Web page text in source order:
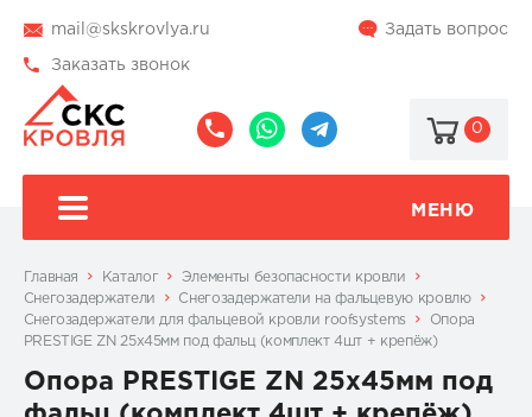
mail@skskrovlya.ru Задать вопрос
Заказать звонок
0
МЕНЮ
Главная Каталог
Элементы безопасности кровли
Снегозадержатели
Снегозадержатели на фальцевую кровлю
Cнегозадержатели для фальцевой кровли roofsystems
Опора
PRESTIGE ZN 25х45мм под фальц (комплект 4шт + крепёж)
Опора PRESTIGE ZN 25х45мм под